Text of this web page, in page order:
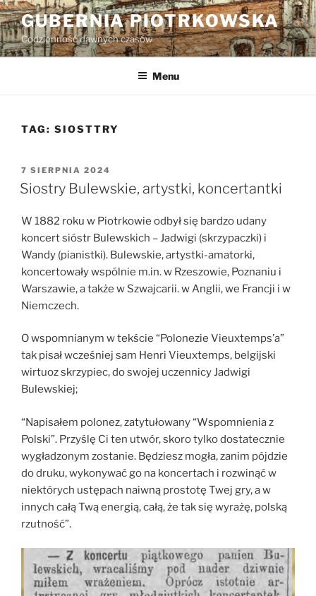
Przejdź
do
treści
GUBERNIA PIOTRKOWSKA
Codzienność dawnych czasów
Menu
TAG: SIOSTTRY
OPUBLIKOWANE
W
7 SIERPNIA 2024
Siostry Bulewskie, artystki, koncertantki
W 1882 roku w Piotrkowie odbył się bardzo udany
koncert sióstr Bulewskich – Jadwigi (skrzypaczki) i
Wandy (pianistki). Bulewskie, artystki-amatorki,
koncertowały wspólnie m.in. w Rzeszowie, Poznaniu i
Warszawie, a także w Szwajcarii. w Anglii, we Francji i w
Niemczech.
O wspomnianym w tekście “Polonezie Vieuxtemps’a”
tak pisał wcześniej sam Henri Vieuxtemps, belgijski
wirtuoz skrzypiec, do swojej uczennicy Jadwigi
Bulewskiej;
“Napisałem polonez, zatytułowany “Wspomnienia z
Polski”. Przyślę Ci ten utwór, skoro tylko dostatecznie
wygładzonym zostanie. Będziesz mogła, zanim pójdzie
do druku, wykonywać go na koncertach i rozwinąć w
niektórych ustępach naiwną prostotę Twej gry, a w
innych całą Twą energią, całą, że tak się wyrażę, polską
rzutność”.